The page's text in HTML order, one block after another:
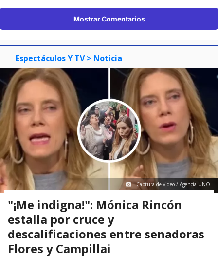
Mostrar Comentarios
Espectáculos Y TV > Noticia
Captura de video / Agencia UNO
"¡Me indigna!": Mónica Rincón
estalla por cruce y
descalificaciones entre senadoras
Flores y Campillai